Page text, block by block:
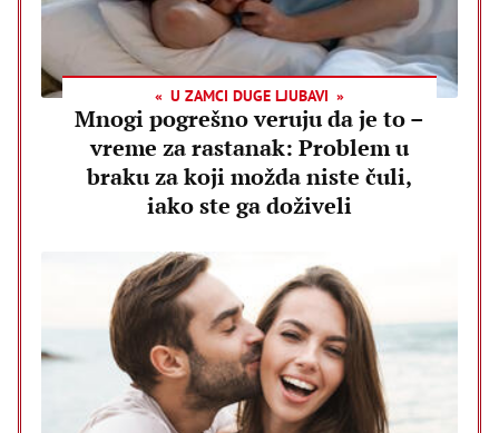
U ZAMCI DUGE LJUBAVI
Mnogi pogrešno veruju da je to –
vreme za rastanak: Problem u
braku za koji možda niste čuli,
iako ste ga doživeli